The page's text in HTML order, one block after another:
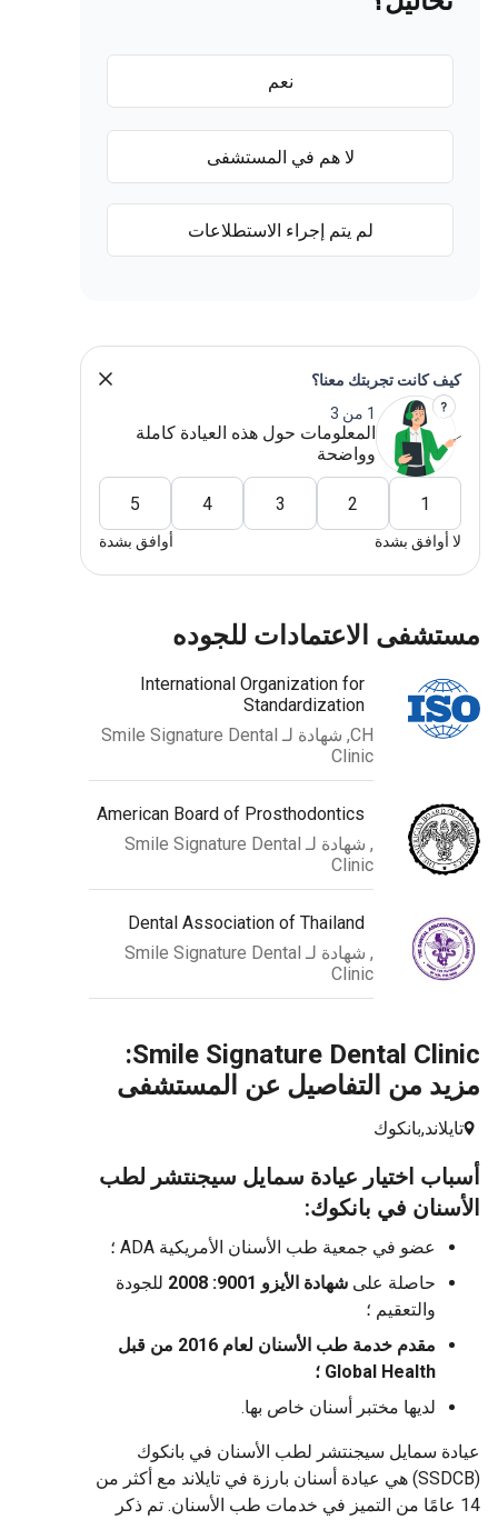
نعم
لا هم في المستشفى
لم يتم إجراء الاستطلاعات
كيف كانت تجربتك معنا؟
1 من 3
المعلومات حول هذه العيادة كاملة
وواضحة
1
2
3
4
5
لا أوافق بشدة أوافق بشدة
مستشفى الاعتمادات للجوده
International Organization for
Standardization
CH, شهادة لـ Smile Signature Dental
Clinic
American Board of Prosthodontics
, شهادة لـ Smile Signature Dental
Clinic
Dental Association of Thailand
, شهادة لـ Smile Signature Dental
Clinic
Smile Signature Dental Clinic:
مزيد من التفاصيل عن المستشفى
تايلاند,بانكوك
أسباب اختيار عيادة سمايل سيجنتشر لطب
الأسنان في بانكوك:
عضو في جمعية طب الأسنان الأمريكية ADA ؛
حاصلة على شهادة الأيزو 9001: 2008
للجودة
والتعقيم ؛
مقدم خدمة طب الأسنان لعام 2016 من قبل
Global Health ؛
لديها مختبر أسنان خاص بها.
عيادة سمايل سيجنتشر لطب الأسنان في بانكوك
(SSDCB) هي عيادة أسنان بارزة في تايلاند مع أكثر من
14 عامًا من التميز في خدمات طب الأسنان. تم ذكر